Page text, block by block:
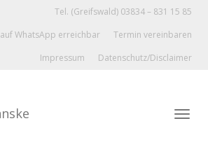
Tel. (Greifswald) 03834 – 831 15 85
auf WhatsApp erreichbar
Termin vereinbaren
Impressum
Datenschutz/Disclaimer